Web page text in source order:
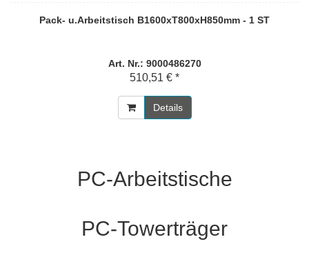
Pack- u.Arbeitstisch B1600xT800xH850mm - 1 ST
Art. Nr.: 9000486270
510,51 € *
Details
PC-Arbeitstische
PC-Towerträger